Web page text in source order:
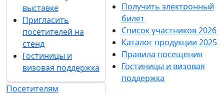
выставке
Пригласить
посетителей на
стенд
Гостиницы и
визовая поддержка
Посетителям
Получить электронный
билет
Список участников 2026
Каталог продукции 2025
Правила посещения
Гостиницы и визовая
поддержка